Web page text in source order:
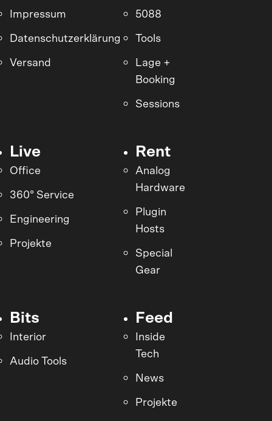
Impressum
Datenschutzerklärung
Versand
5088
Tools
Lage +
Booking
Sessions
Live
Office
360° Service
Engineering
Projekte
Rent
Analog
Hardware
Plugin
Hosts
Special
Gear
Bits
Interior
Audio Tools
Feed
Inside
Tech
News
Projekte